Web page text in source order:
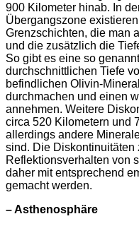
900 Kilometer hinab. In
Übergangszone
Grenzschichten, die man
und die zusätzlich die
So gibt es eine so
durchschnittlichen Tiefe
befindlichen Olivin-
durchmachen und einen
annehmen. Weitere
circa 520 Kilometern und
allerdings andere
sind. Die Diskontinuitäten
Reflektionsverhalten von
daher mit entsprechend
gemacht werden.
– Asthenosphäre